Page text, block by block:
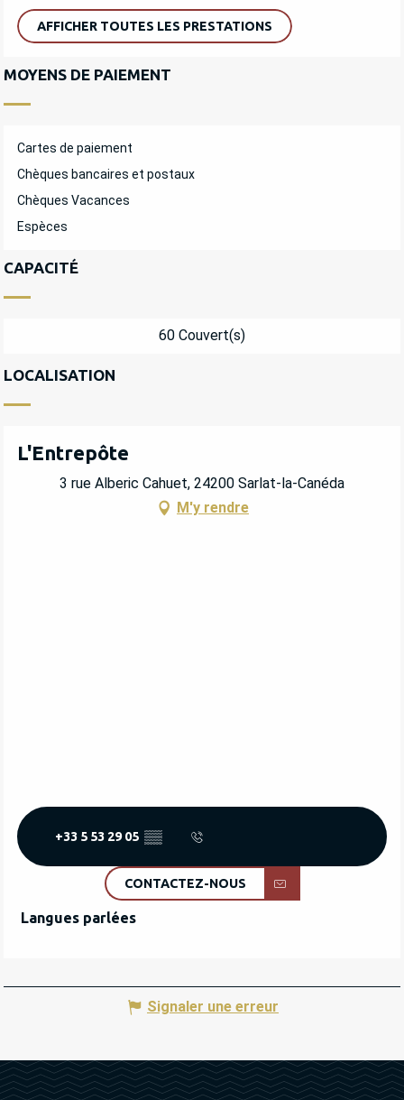
AFFICHER TOUTES LES PRESTATIONS
MOYENS DE PAIEMENT
Cartes de paiement
Chèques bancaires et postaux
Chèques Vacances
Espèces
CAPACITÉ
60 Couvert(s)
LOCALISATION
L'Entrepôte
3 rue Alberic Cahuet, 24200 Sarlat-la-Canéda
M'y rendre
+33 5 53 29 05 ▒▒
CONTACTEZ-NOUS
Langues parlées
Langues parlées
Signaler une erreur